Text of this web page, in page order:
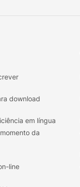
download
em língua
da
line